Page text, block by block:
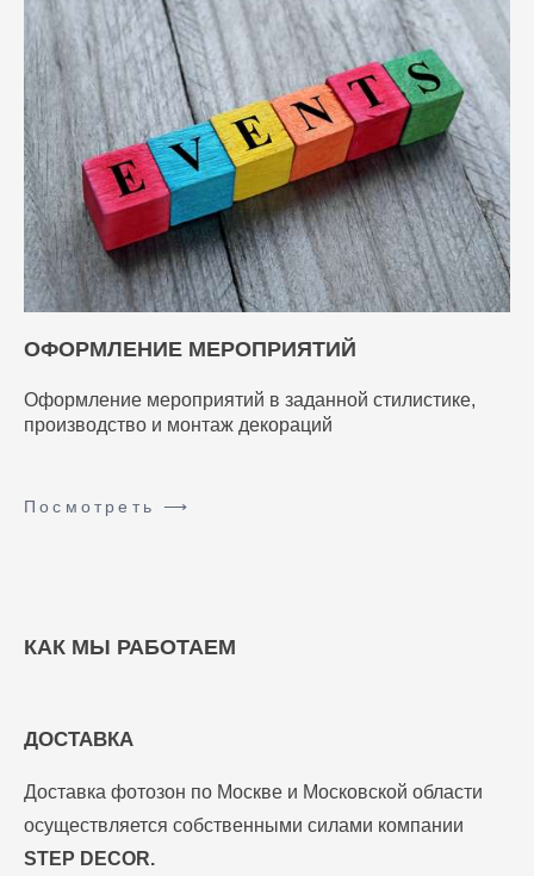
ОФОРМЛЕНИЕ МЕРОПРИЯТИЙ
Оформление мероприятий в заданной стилистике,
производство и монтаж декораций
Посмотреть ⟶
КАК МЫ РАБОТАЕМ
ДОСТАВКА
Доставка фотозон по Москве и Московской области
осуществляется собственными силами компании
STEP DECOR.